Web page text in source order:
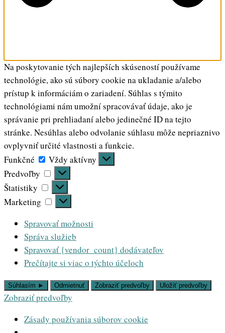
Na poskytovanie tých najlepších skúseností používame
technológie, ako sú súbory cookie na ukladanie a/alebo
prístup k informáciám o zariadení. Súhlas s týmito
technológiami nám umožní spracovávať údaje, ako je
správanie pri prehliadaní alebo jedinečné ID na tejto
stránke. Nesúhlas alebo odvolanie súhlasu môže nepriaznivo
ovplyvniť určité vlastnosti a funkcie.
Funkčné
Funkčné
Vždy aktívny
Predvoľby
Predvoľby
Štatistiky
Štatistiky
Marketing
Marketing
Spravovať možnosti
Správa služieb
Spravovať {vendor_count} dodávateľov
Prečítajte si viac o týchto účeloch
Súhlasím ► Odmietnuť Zobraziť predvoľby Uložiť predvoľby
Zobraziť predvoľby
Zásady používania súborov cookie